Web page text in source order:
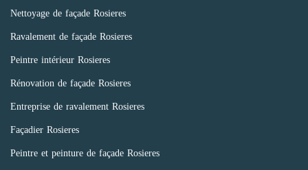
Nettoyage de façade Rosieres
Ravalement de façade Rosieres
Peintre intérieur Rosieres
Rénovation de façade Rosieres
Entreprise de ravalement Rosieres
Façadier Rosieres
Peintre et peinture de façade Rosieres